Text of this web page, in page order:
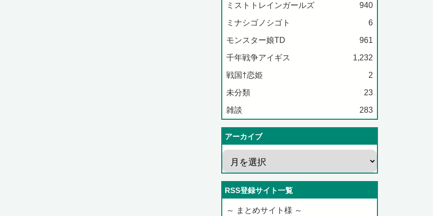
ミストトレインガールズ 940
ミナシゴノシゴト 6
モンスター娘TD 961
千年戦争アイギス 1,232
戦国†恋姫 2
未分類 23
雑談 283
アーカイブ
RSS登録サイト一覧
～ まとめサイト様 ～